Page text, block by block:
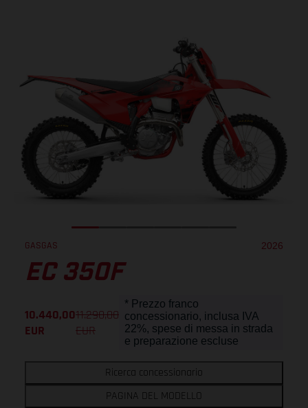
GASGAS 2026
EC 350F
10.440,00
EUR
11.290,00
EUR
* Prezzo franco
concessionario, inclusa IVA
22%, spese di messa in strada
e preparazione escluse
Ricerca concessionario
PAGINA DEL MODELLO